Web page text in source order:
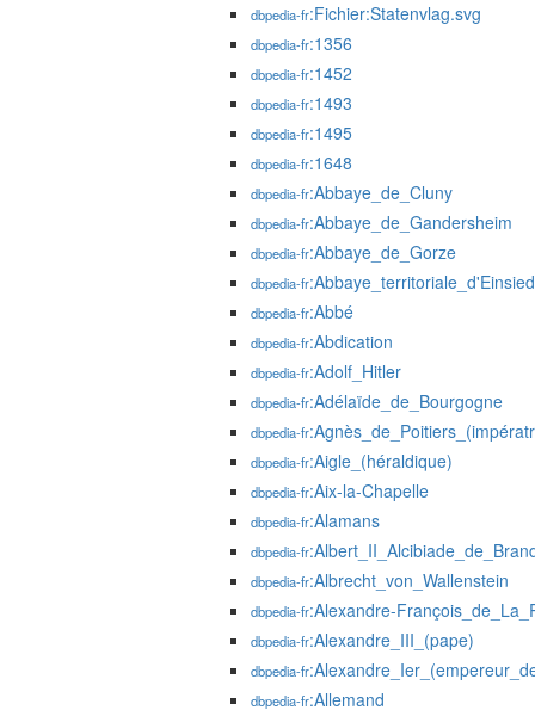
dbpedia-fr:Fichier:Statenvlag.svg
dbpedia-fr:1356
dbpedia-fr:1452
dbpedia-fr:1493
dbpedia-fr:1495
dbpedia-fr:1648
dbpedia-fr:Abbaye_de_Cluny
dbpedia-fr:Abbaye_de_Gandersheim
dbpedia-fr:Abbaye_de_Gorze
dbpedia-fr
dbpedia-fr:Abbé
dbpedia-fr:Abdication
dbpedia-fr:Adolf_Hitler
dbpedia-fr:Adélaïde_de_Bourgogne
dbpedia-fr
dbpedia-fr:Aigle_(héraldique)
dbpedia-fr:Aix-la-Chapelle
dbpedia-fr:Alamans
dbpedia-fr
dbpedia-fr:Albrecht_von_Wallenstein
dbpedia-fr:Alexandre-
dbpedia-fr:Alexandre_III_(pape)
dbpedia-fr
dbpedia-fr:Allemand